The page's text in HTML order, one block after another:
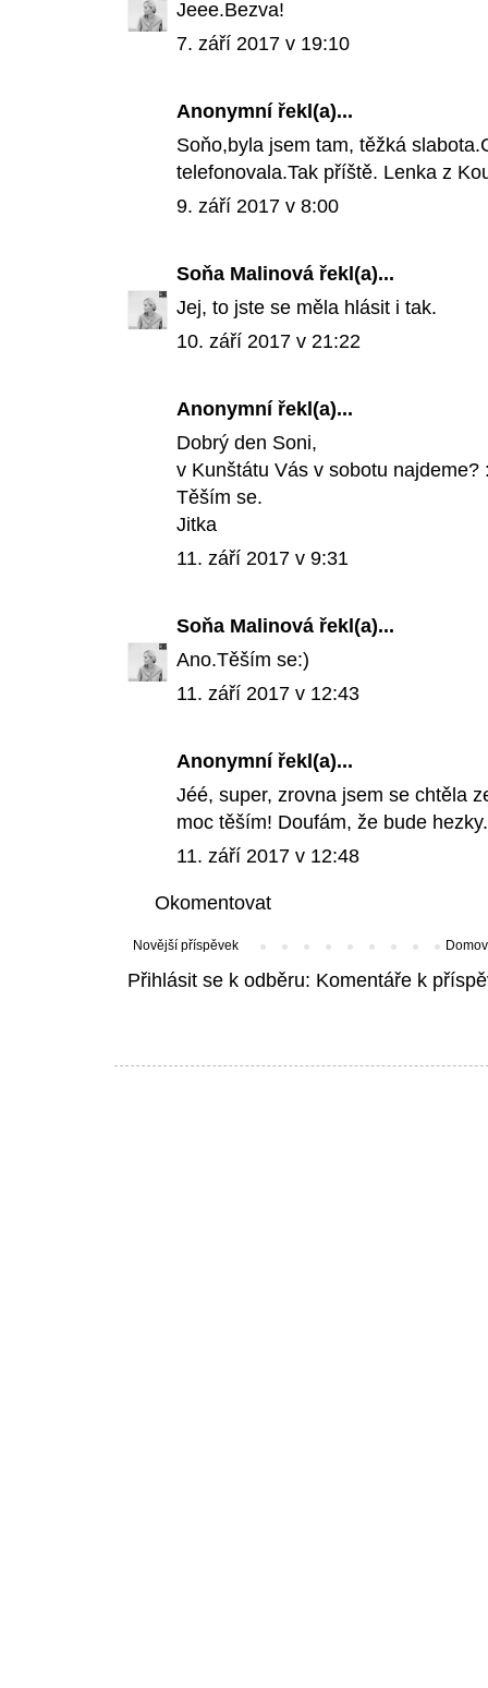
Jeee.Bezva!
7. září 2017 v 19:10
Anonymní řekl(a)...
Soňo,byla jsem tam, těžká
telefonovala.Tak příště. Lenka z
9. září 2017 v 8:00
Soňa Malinová řekl(a)...
Jej, to jste se měla hlásit i tak.
10. září 2017 v 21:22
Anonymní řekl(a)...
Dobrý den Soni,
v Kunštátu Vás v sobotu najdeme?
Těším se.
Jitka
11. září 2017 v 9:31
Soňa Malinová řekl(a)...
Ano.Těším se:)
11. září 2017 v 12:43
Anonymní řekl(a)...
Jéé, super, zrovna jsem se chtěla
moc těším! Doufám, že bude
11. září 2017 v 12:48
Okomentovat
Novější příspěvek
Přihlásit se k odběru: Komentáře k